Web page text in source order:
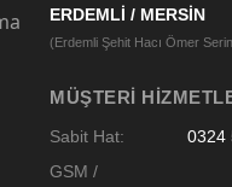
ERDEMLİ / MERSİN
(Erdemli Şehit Hacı Ömer
MÜŞTERI
Sabit Hat:
0324
GSM /